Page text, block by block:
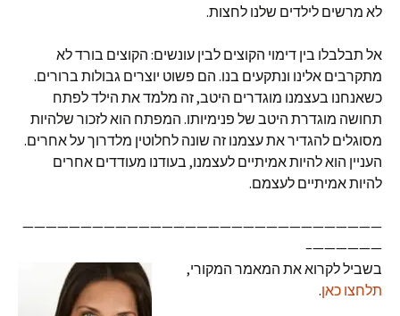
לא מרשים לילדים שלנו לחצות.
אל תבלבלו בין דימוי הקוצים לבין עונשים: הקוצים בורד לא
מתקרבים אלינו ונתקעים בנו. הם פשוט יוצרים גבולות ברורים.
כשאנחנו בעצמנו מוגדרים היטב, זה מלמד את הילד לפתח
תחושה מוגדרת היטב של פנימיותו. המפתח הוא לזכור שלהיות
מסוגלים להגדיר את עצמנו זה שונה לחלוטין מלדרוך על אחרים.
העניין הוא להיות אמיתיים לעצמנו, בעודנו מעודדים אחרים
להיות אמיתיים לעצמם.
———————————————————————————————
——————–
בשביל לקרוא את המאמר המקורי,
תלחצו כאן.